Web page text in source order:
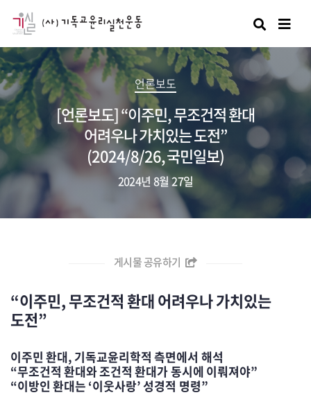
검색
언론보도
[언론보도] “이주민, 무조건적 환대
어려우나 가치있는 도전”
(2024/8/26, 국민일보)
2024년 8월 27일
게시물 공유하기
“이주민, 무조건적 환대 어려우나 가치있는
도전”
이주민 환대, 기독교윤리학적 측면에서 해석
“무조건적 환대와 조건적 환대가 동시에 이뤄져야”
“이방인 환대는 ‘이웃사랑’ 성경적 명령”